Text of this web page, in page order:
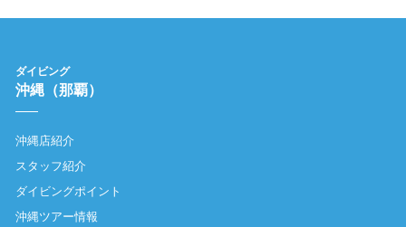
ダイビング
沖縄（那覇）
沖縄店紹介
スタッフ紹介
ダイビングポイント
沖縄ツアー情報